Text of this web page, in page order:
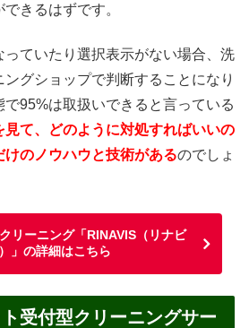
きるはずです。
っていたり選択表示がない場合、洗
グショップで判断することになり
で95%は取扱いできると言っている
見て、どのように対処すればいいの
のノウハウと技術があるのでしょ
リーニング「RINAVIS（リナビ
」の詳細はこちら
受付型クリーニングサー